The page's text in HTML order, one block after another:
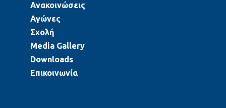
Ανακοινώσεις
Αγώνες
Σχολή
Media Gallery
Downloads
Επικοινωνία